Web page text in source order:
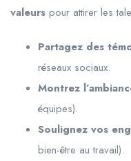
valeurs pour attirer les
Partagez des
réseaux sociaux.
Montrez
équipes).
Soulignez vos
bien-être au travail).